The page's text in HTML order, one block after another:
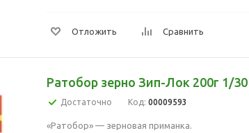
Отложить Сравнить
Ратобор зерно Зип-Лок 200г 1/
Достаточно Код: 00009593
«Ратобор» — зерновая приманка.